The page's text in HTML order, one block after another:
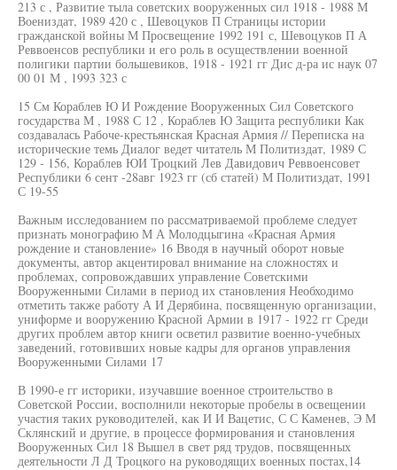
213 с , Развитие тыла советских вооруженных сил 1918 - 1988 М
Воениздат, 1989 420 с , Шевоцуков П Страницы истории
гражданской войны М Просвещение 1992 191 с, Шевоцуков П А
Реввоенсов республики и его роль в осуществлении военной
полигики партии большевиков, 1918 - 1921 гг Дис д-ра ис наук 07
00 01 М , 1993 323 с
15 См Кораблев Ю И Рождение Вооруженных Сил Советского
государства М , 1988 С 12 , Кораблев Ю Защита республики Как
создавалась Рабоче-крестьянская Красная Армия // Переписка на
исторические темь Диалог ведет читатель М Политиздат, 1989 С
129 - 156, Кораблев ЮИ Троцкий Лев Давидович Реввоенсовет
Республики 6 сент -28авг 1923 гг (сб статей) М Политиздат, 1991
С 19-55
Важным исследованием по рассматриваемой проблеме следует
признать монографию М А Молодцыгина «Красная Армия
рождение и становление» 16 Вводя в научный оборот новые
документы, автор акцентировал внимание на сложностях и
проблемах, сопровождавших управление Советскими
Вооруженными Силами в период их становления Необходимо
отметить также работу А И Дерябина, посвященную организации,
униформе и вооружению Красной Армии в 1917 - 1922 гг Среди
других проблем автор книги осветил развитие военно-учебных
заведений, готовивших новые кадры для органов управления
Вооруженными Силами 17
В 1990-е гг историки, изучавшие военное строительство в
Советской России, восполнили некоторые пробелы в освещении
участия таких руководителей, как И И Вацетис, С С Каменев, Э М
Склянский и другие, в процессе формирования и становления
Вооруженных Сил 18 Вышел в свет ряд трудов, посвященных
деятельности Л Д Троцкого на руководящих военных постах,14